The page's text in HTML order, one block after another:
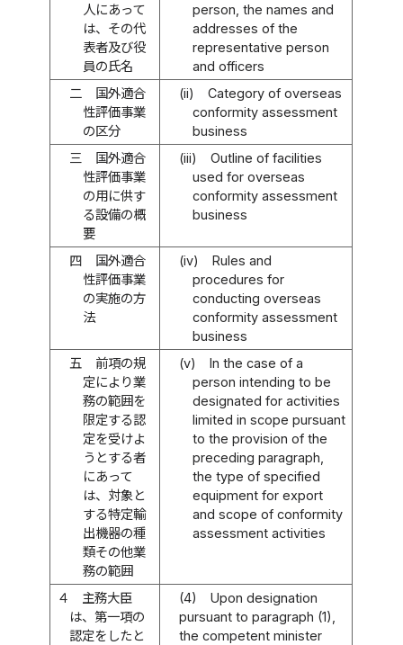
人にあって
は、その代
表者及び役
員の氏名
person, the names and
addresses of the
representative person
and officers
二
国外適合
性評価事業
の区分
(ii)
Category of overseas
conformity assessment
business
三
国外適合
性評価事業
の用に供す
る設備の概
要
(iii)
Outline of facilities
used for overseas
conformity assessment
business
四
国外適合
性評価事業
の実施の方
法
(iv)
Rules and
procedures for
conducting overseas
conformity assessment
business
五
前項の規
定により業
務の範囲を
限定する認
定を受けよ
うとする者
にあって
は、対象と
する特定輸
出機器の種
類その他業
務の範囲
(v)
In the case of a
person intending to be
designated for activities
limited in scope pursuant
to the provision of the
preceding paragraph,
the type of specified
equipment for export
and scope of conformity
assessment activities
４
主務大臣
は、第一項の
認定をしたと
(4)
Upon designation
pursuant to paragraph (1),
the competent minister